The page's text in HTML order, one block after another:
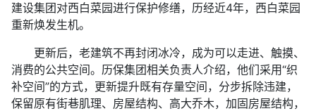
建设集团对西白菜园进行保护修缮，历经近4年，西白菜园
重新焕发生机。
更新后，老建筑不再封闭冰冷，成为可以走进、触摸、
消费的公共空间。历保集团相关负责人介绍，他们采用“织
补空间”的方式，更新提升既有存量空间，分步拆除违建，
保留原有街巷肌理、房屋结构、高大乔木，加固房屋结构，